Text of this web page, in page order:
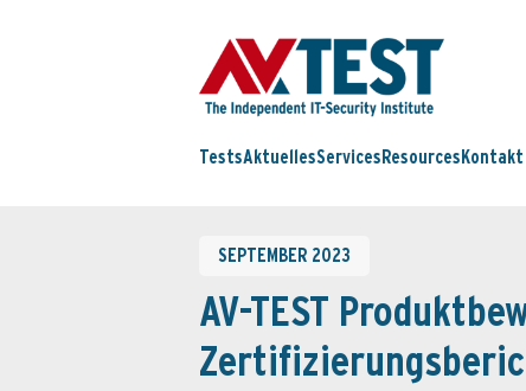
TestsAktuellesServices Resources Kontakt
SEPTEMBER 2023
AV-TEST